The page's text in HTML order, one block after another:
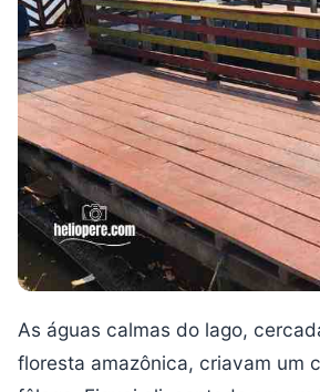
As águas calmas do lago,
floresta amazônica, criavam um